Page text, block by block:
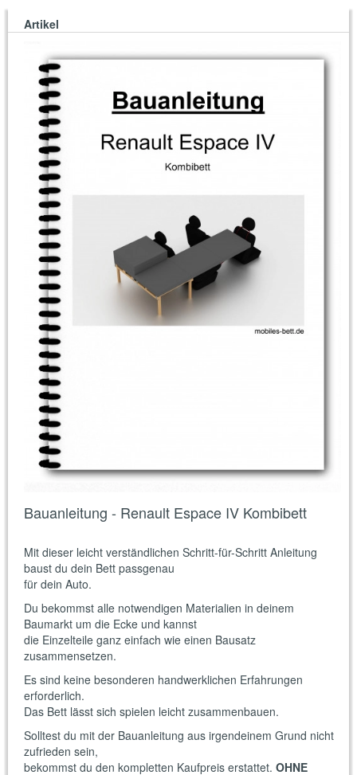
Artikel
Bauanleitung - Renault Espace IV Kombibett
Mit dieser leicht verständlichen Schritt-für-Schritt Anleitung
baust du dein Bett passgenau
für dein Auto.
Du bekommst alle notwendigen Materialien in deinem
Baumarkt um die Ecke und kannst
die Einzelteile ganz einfach wie einen Bausatz
zusammensetzen.
Es sind keine besonderen handwerklichen Erfahrungen
erforderlich.
Das Bett lässt sich spielen leicht zusammenbauen.
Solltest du mit der Bauanleitung aus irgendeinem Grund nicht
zufrieden sein,
bekommst du den kompletten Kaufpreis erstattet. OHNE